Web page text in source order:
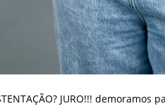
JURO!!! demoramos